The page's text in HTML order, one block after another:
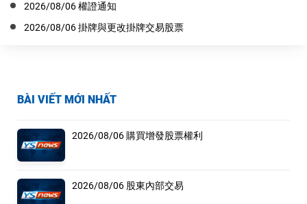
BÀI VIẾT MỚI NHẤT
2026/08/06 購買增發股票權利
2026/08/06 股東內部交易
2026/08/06 權證通知
2026/08/06 掛牌與更改掛牌交易股票